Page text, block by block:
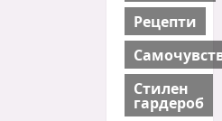
Рецепти
Стилен
гардероб